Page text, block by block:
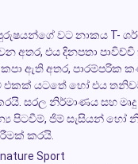
වට නාකය T-
අතර, එය දිනපතා
කපා ඇති අතර, පාරම්පරික
එකක් යටතේ හෝ එය
සරල නිර්මාණය සහ
පිටවීම්, ජිම් සැසියන් හෝ
කරයි.
Sport